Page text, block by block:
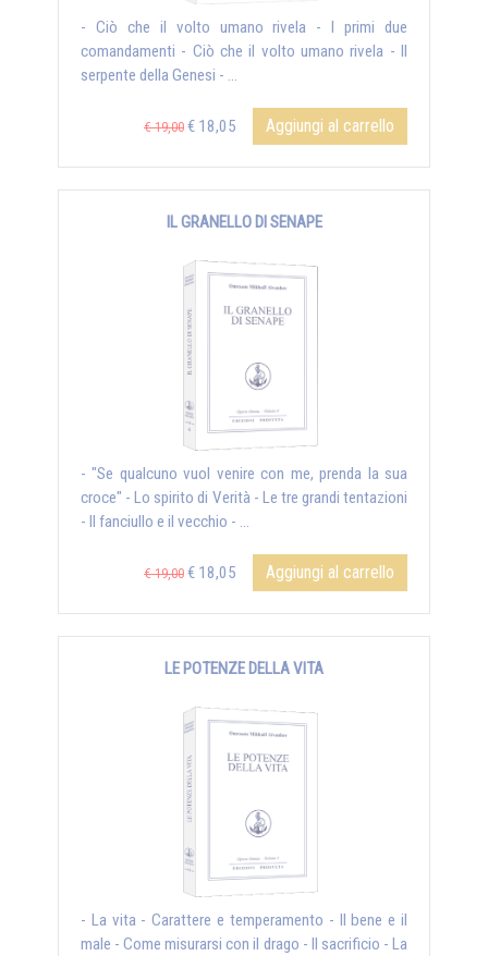
- Ciò che il volto umano rivela - I primi due
comandamenti - Ciò che il volto umano rivela - Il
serpente della Genesi - ...
€ 19,00 € 18,05 Aggiungi al carrello
IL GRANELLO DI SENAPE
- "Se qualcuno vuol venire con me, prenda la sua
croce" - Lo spirito di Verità - Le tre grandi tentazioni
- Il fanciullo e il vecchio - ...
€ 19,00 € 18,05 Aggiungi al carrello
LE POTENZE DELLA VITA
- La vita - Carattere e temperamento - Il bene e il
male - Come misurarsi con il drago - Il sacrificio - La